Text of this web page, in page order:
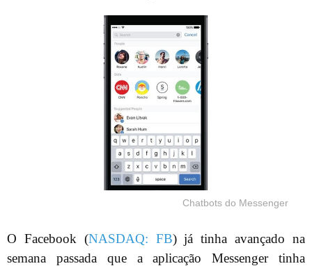
Chatbots do Messenger
O Facebook (NASDAQ: FB) já tinha avançado na
semana passada que a aplicação Messenger tinha